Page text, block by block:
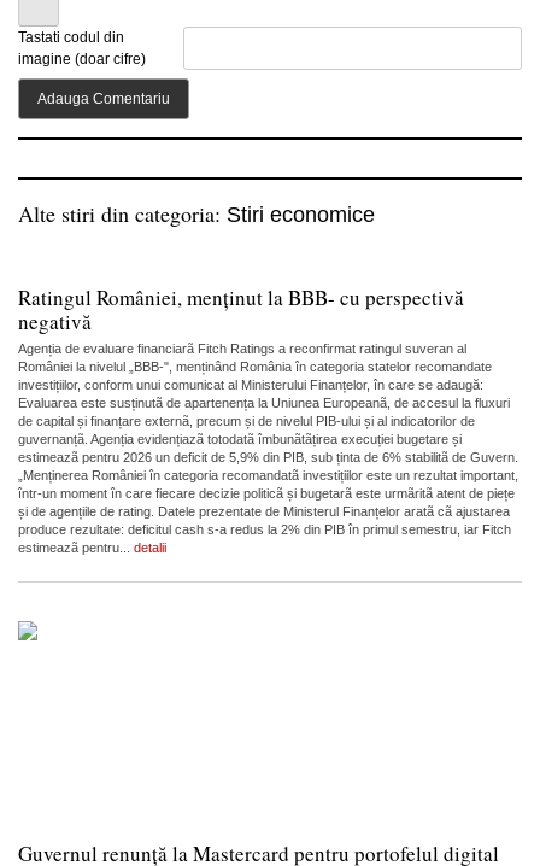
Tastati codul din
imagine (doar cifre)
Alte stiri din categoria: Stiri economice
Ratingul României, menținut la BBB- cu perspectivă
negativă
Agenția de evaluare financiarã Fitch Ratings a reconfirmat ratingul suveran al
României la nivelul „BBB-", menținând România în categoria statelor recomandate
investițiilor, conform unui comunicat al Ministerului Finanțelor, în care se adaugă:
Evaluarea este susținutã de apartenența la Uniunea Europeanã, de accesul la fluxuri
de capital și finanțare externã, precum și de nivelul PIB-ului și al indicatorilor de
guvernanțã. Agenția evidențiazã totodatã îmbunãtãțirea execuției bugetare și
estimeazã pentru 2026 un deficit de 5,9% din PIB, sub ținta de 6% stabilitã de Guvern.
„Menținerea României în categoria recomandatã investițiilor este un rezultat important,
într-un moment în care fiecare decizie politicã și bugetarã este urmãritã atent de piețe
și de agențiile de rating. Datele prezentate de Ministerul Finanțelor aratã cã ajustarea
produce rezultate: deficitul cash s-a redus la 2% din PIB în primul semestru, iar Fitch
estimeazã pentru... detalii
Guvernul renunță la Mastercard pentru portofelul digital